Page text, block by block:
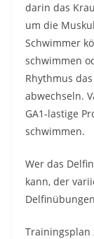
darin das
um die
Schwimmer
schwimmen
Rhythmus
abwechseln.
GA1-lastige
schwimmen.
Wer das
kann, der
Trainingsplan